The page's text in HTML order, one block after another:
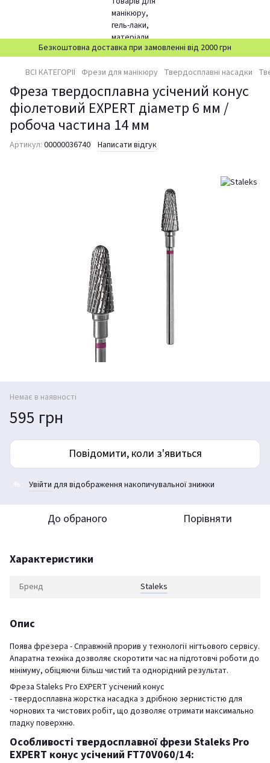
Безкоштовна доставка при замовленні від 2000 грн
ВСІ КАТЕГОРІЇ Фрези для манікюру Твердосплавні насадки
Фреза твердосплавна усічений конус
фіолетовий EXPERT діаметр 6 мм /
робоча частина 14 мм
Артикул: 00000036740 Написати відгук
Немає в наявності
595 грн
Повідомити, коли з'явиться
Увійти для відображення накопичувальної знижки
До обраного Порівняти
Характеристики
Бренд Staleks
Опис
Поява фрезера - Справжній прорив у технології нігтьового сервісу.
Апаратна техніка дозволяє скоротити час на підготовчі роботи до
мінімуму, обіцяючи більш чистий та однорідний результат.
Фреза Staleks Pro EXPERT усічений конус
- твердосплавна жорстка насадка з дрібною зернистістю для
чорнових та чистових робіт, що дозволяє отримати максимально
гладку поверхню.
Особливості твердосплавної фрези Staleks Pro
EXPERT конус усічений FT70V060/14: